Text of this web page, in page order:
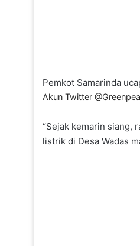
Pemkot Samarinda
Akun Twitter
“Sejak kemarin siang,
listrik di Desa Wadas